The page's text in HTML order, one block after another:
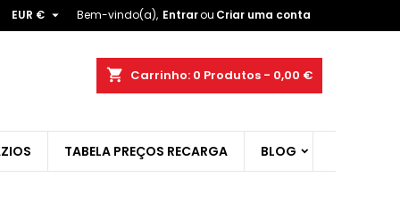
Bem-vindo(a), Entrarou Criar uma conta
EUR € 
shopping_cart Carrinho: 0 Produtos - 0,00 €
TABELA PREÇOS RECARGA BLOG